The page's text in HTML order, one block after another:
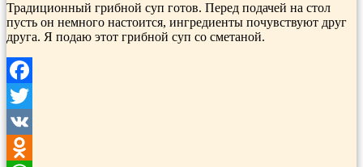
Традиционный грибной суп готов. Перед подачей на стол
пусть он немного настоится, ингредиенты почувствуют друг
друга. Я подаю этот грибной суп со сметаной.
Facebook
Twitter
VK